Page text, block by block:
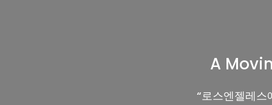
A
“로스엔젤레스